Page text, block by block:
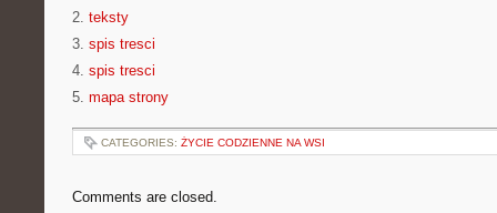
2. teksty
3. spis tresci
4. spis tresci
5. mapa strony
CATEGORIES: ŻYCIE CODZIENNE NA WSI
Comments are closed.